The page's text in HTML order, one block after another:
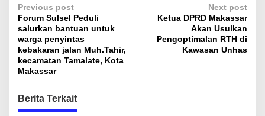
P
o
s
t
n
a
v
Previous post
Forum Sulsel Peduli
salurkan bantuan untuk
warga penyintas
kebakaran jalan Muh.Tahir,
kecamatan Tamalate, Kota
Makassar
Next post
Ketua DPRD Makassar
Akan Usulkan
Pengoptimalan RTH di
Kawasan Unhas
Berita Terkait